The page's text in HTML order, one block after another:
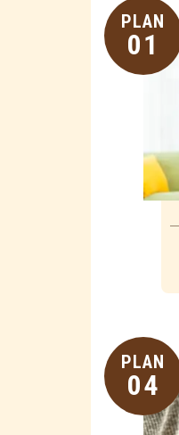
PLAN
01
PLAN
04